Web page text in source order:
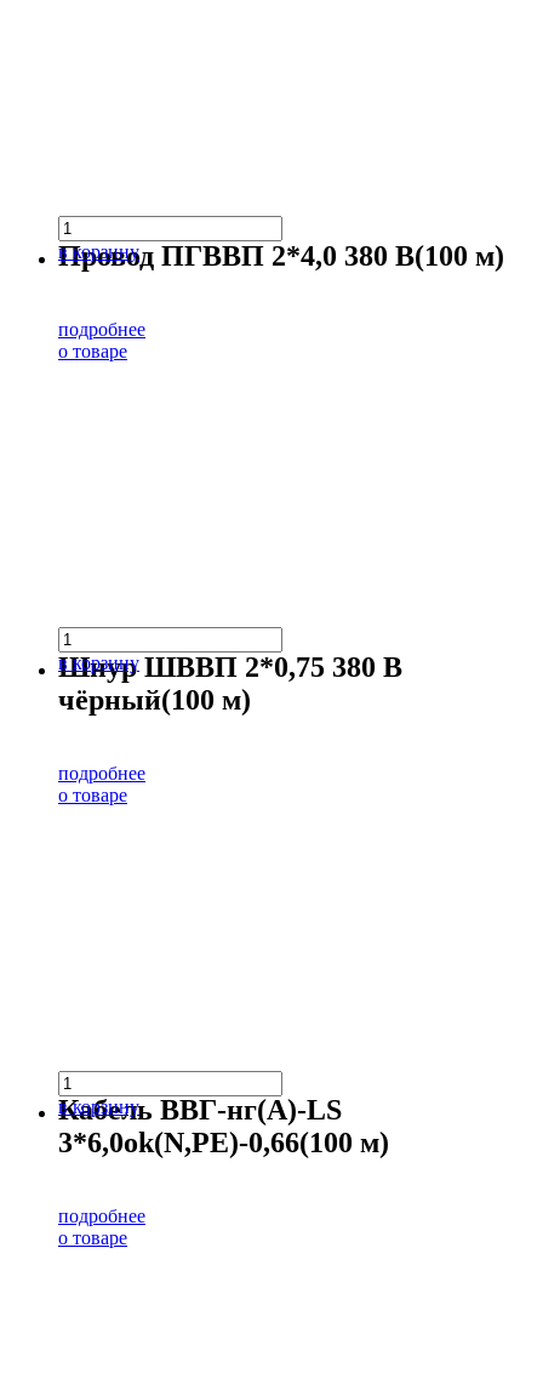
в корзину
Провод ПГВВП 2*4,0 380 В(100 м)
подробнее
о товаре
в корзину
Шнур ШВВП 2*0,75 380 В
чёрный(100 м)
подробнее
о товаре
в корзину
Кабель ВВГ-нг(А)-LS
3*6,0ok(N,PE)-0,66(100 м)
подробнее
о товаре